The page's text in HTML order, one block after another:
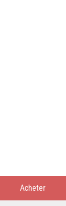
Acheter